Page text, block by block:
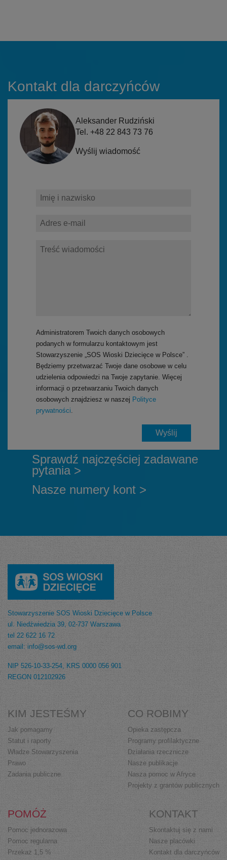
Kontakt dla darczyńców
Aleksander Rudziński
Tel. +48 22 843 73 76
Wyślij wiadomość
Administratorem Twoich danych osobowych
podanych w formularzu kontaktowym jest
Stowarzyszenie „SOS Wioski Dziecięce w Polsce” .
Będziemy przetwarzać Twoje dane osobowe w celu
udzielenia odpowiedzi na Twoje zapytanie. Więcej
informacji o przetwarzaniu Twoich danych
osobowych znajdziesz w naszej Polityce
prywatności
Sprawdź najczęściej zadawane
pytania >
Nasze numery kont >
Stowarzyszenie SOS Wioski Dziecięce w Polsce
ul. Niedźwiedzia 39, 02-737 Warszawa
tel 22 622 16 72
email: info@sos-wd.org
NIP 526-10-33-254, KRS 0000 056 901
REGON 012102926
KIM JESTEŚMY
Jak pomagamy
Statut i raporty
Władze Stowarzyszenia
Prawo
Zadania publiczne
CO ROBIMY
Opieka zastępcza
Programy profilaktyczne
Działania rzecznicze
Nasze publikacje
Nasza pomoc w Afryce
Projekty z grantów publicznych
POMÓŻ
Pomoc jednorazowa
Pomoc regularna
Przekaż 1,5 %
KONTAKT
Skontaktuj się z nami
Nasze placówki
Kontakt dla darczyńców